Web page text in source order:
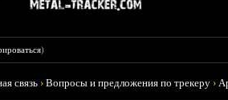
)
связь ›Вопросы и предложения по трекеру ›